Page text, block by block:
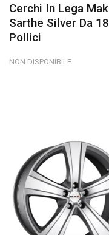
Cerchi In Lega Mak
Sarthe Silver Da 18
Pollici
NON DISPONIBILE